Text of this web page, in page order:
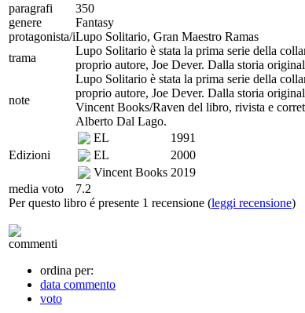
paragrafi
350
genere
Fantasy
protagonista/iLupo Solitario, Gran Maestro Ramas
trama
Lupo Solitario è stata la prima serie della
proprio autore, Joe Dever. Dalla storia
note
Lupo Solitario è stata la prima serie della
proprio autore, Joe Dever. Dalla storia
Vincent Books/Raven del libro, rivista e
Alberto Dal Lago.
Edizioni
EL
1991
EL
2000
Vincent Books 2019
media voto
7.2
Per questo libro é presente 1 recensione (leggi recensione)
commenti
ordina per:
data commento
voto